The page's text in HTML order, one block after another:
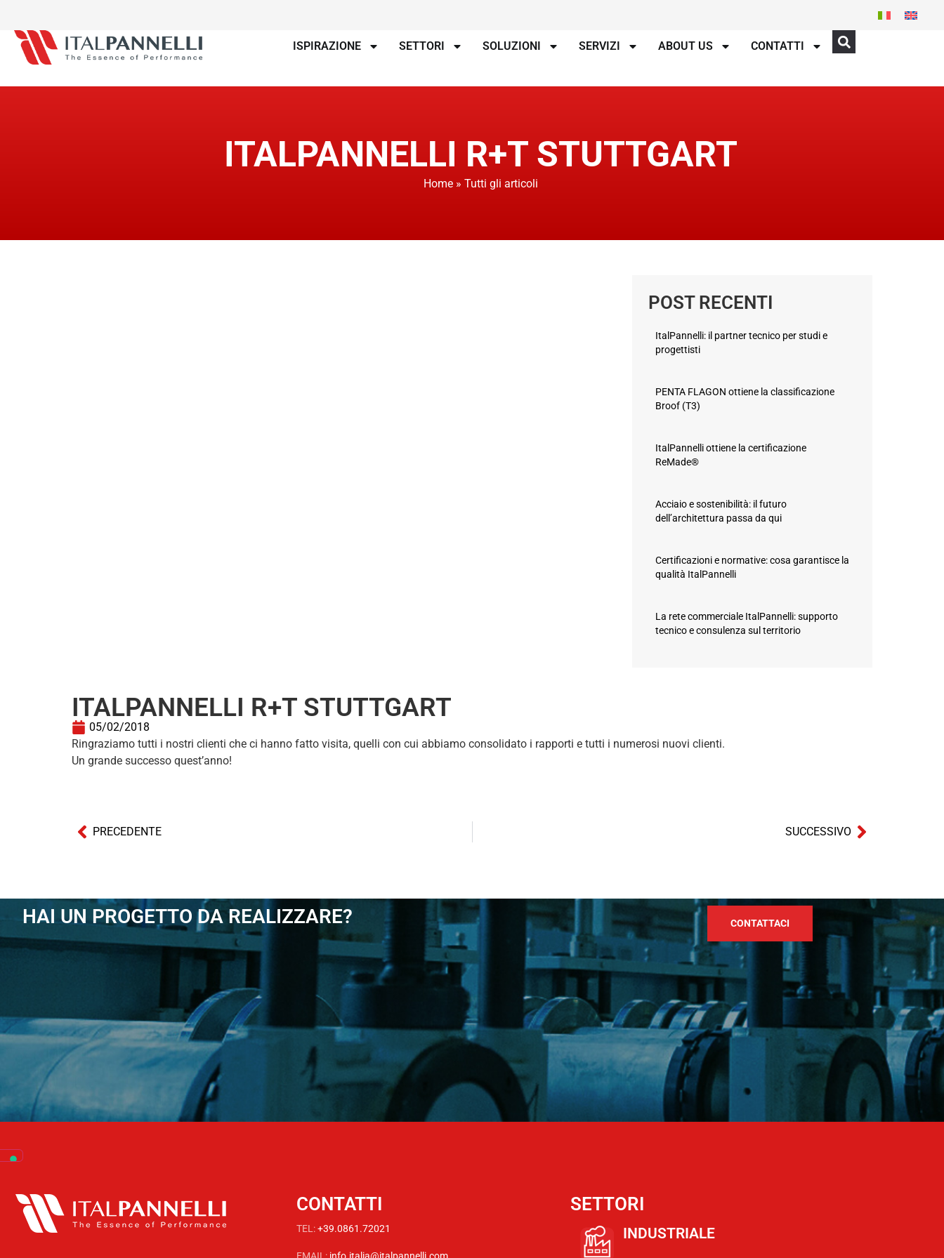
ISPIRAZIONE SETTORI SOLUZIONI SERVIZI ABOUT US CONTATTI
ITALPANNELLI R+T STUTTGART
Home» Tutti gli articoli
POST RECENTI
ItalPannelli: il partner tecnico per studi e
progettisti
PENTA FLAGON ottiene la classificazione
Broof (T3)
ItalPannelli ottiene la certificazione
ReMade®
Acciaio e sostenibilità: il futuro
dell’architettura passa da qui
Certificazioni e normative: cosa garantisce la
qualità ItalPannelli
La rete commerciale ItalPannelli: supporto
tecnico e consulenza sul territorio
ITALPANNELLI R+T STUTTGART
05/02/2018
Ringraziamo tutti i nostri clienti che ci hanno fatto visita, quelli con cui abbiamo consolidato i rapporti e tutti i numerosi nuovi clienti.
Un grande successo quest’anno!
PRECEDENTE SUCCESSIVO
HAI UN PROGETTO DA REALIZZARE? CONTATTACI
CONTATTI
TEL:+39.0861.72021
SETTORI
INDUSTRIALE